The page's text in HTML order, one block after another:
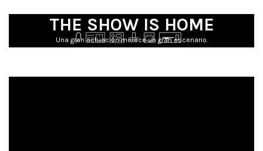
THE SHOW IS HOME
Una gran actuación merece un gran escenario.